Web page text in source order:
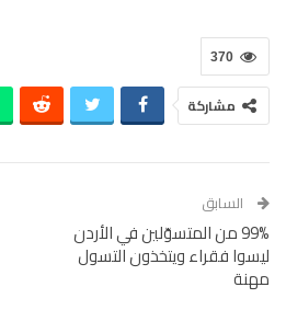
370
مشاركة
السابق
99% من المتسوّلين في الأردن
ليسوا فقراء ويتخذون التسول
مهنة